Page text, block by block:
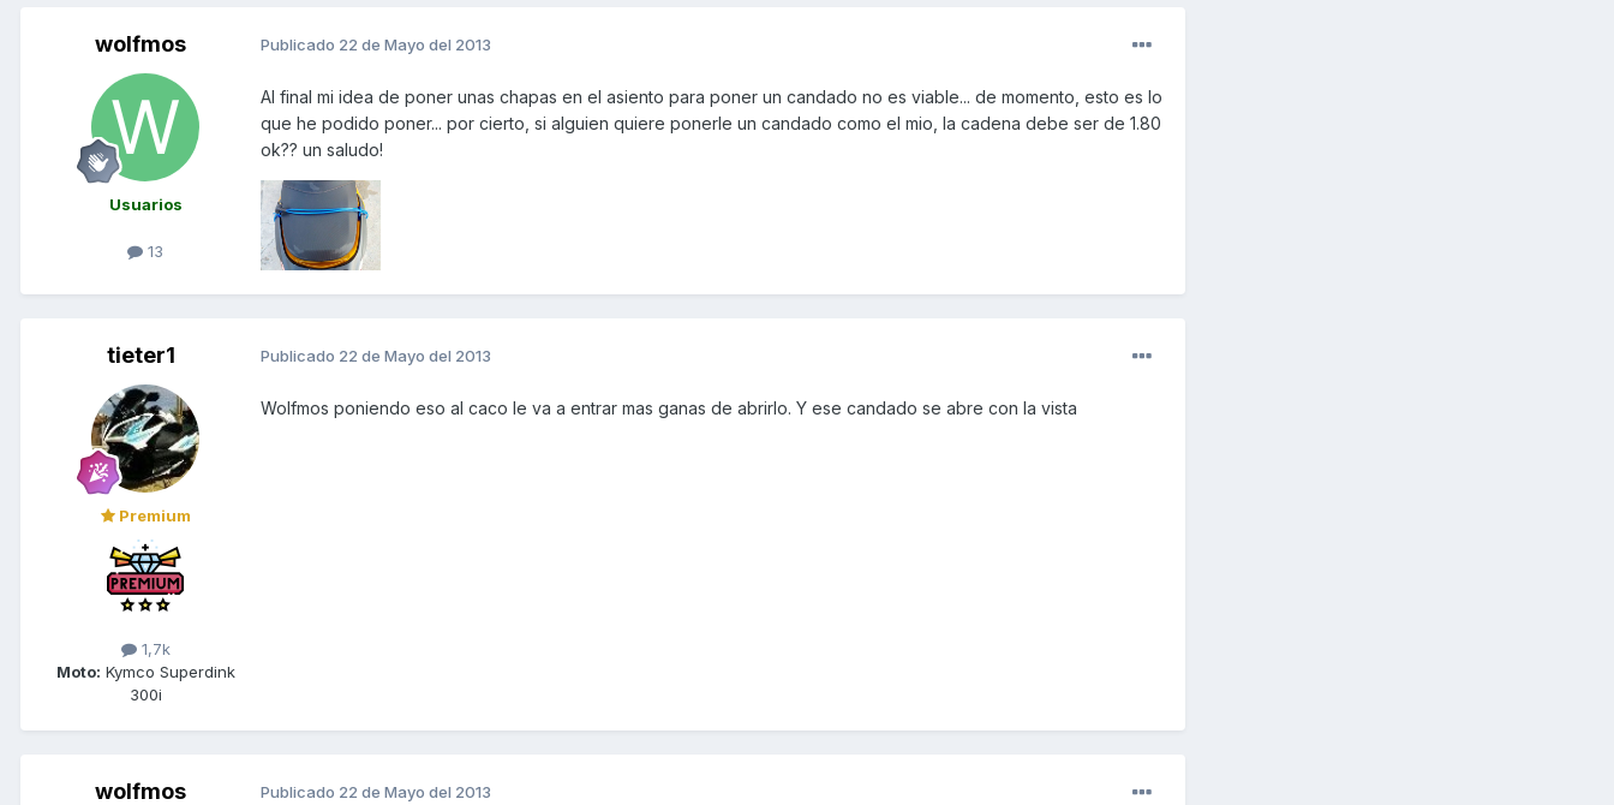
wolfmos
Usuarios
13
Publicado 22 de Mayo del 2013
Al final mi idea de poner unas chapas en el asiento para poner un candado no es viable... de momento, esto es lo
que he podido poner... por cierto, si alguien quiere ponerle un candado como el mio, la cadena debe ser de 1.80
ok?? un saludo!
tieter1
Premium
1,7k
Moto: Kymco Superdink
300i
Publicado 22 de Mayo del 2013
Wolfmos poniendo eso al caco le va a entrar mas ganas de abrirlo. Y ese candado se abre con la vista
wolfmos Publicado 22 de Mayo del 2013